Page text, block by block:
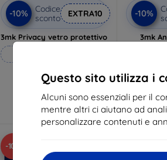
Questo sito utilizza i
Alcuni sono essenziali per il
mentre altri ci aiutano ad
personalizzare contenuti e
-10%
Codice
sconto
EXTRA10
3mk Privacy vetro protettivo
21,90 €
19,72 €
In magazzino 3 pz
-10%
3mk
In
-10%